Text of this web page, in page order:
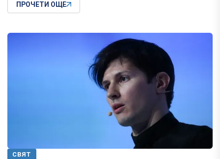
ПРОЧЕТИ ОЩЕ
СВЯТ